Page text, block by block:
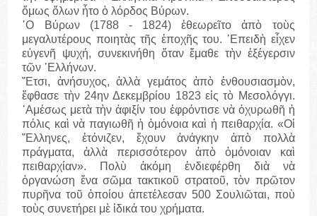
ὅμως ὅλων ἦτο ὁ λόρδος Βύρων.
῾Ο Βύρων (1788 - 1824) ἐθεωρεῖτο ἀπὸ τοὺς
μεγαλυτέρους ποιητὰς τῆς ἐποχῆς του. ᾽Επειδὴ εἶχεν
εὐγενῆ ψυχή, συνεκινήθη ὅταν ἔμαθε τὴν ἐξέγερσιν
τῶν ῾Ελλήνων.
῎Ετσι, ἀνήσυχος, ἀλλὰ γεμάτος ἀπὸ ἐνθουσιασμὸν,
ἔφθασε τὴν 24ην Δεκεμβρίου 1823 εἰς τὸ Μεσολόγγι.
᾽Αμέσως μετὰ τὴν ἀφιξίν του ἐφρόντισε νὰ ὀχυρωθῆ ἡ
πόλις καὶ νὰ παγιωθῆ ἡ ὁμόνοια καὶ ἡ πειθαρχία. «Οἱ
῞Ελληνες, ἐτόνιζεν, ἔχουν ἀνάγκην ἀπὸ πολλὰ
πράγματα, ἀλλὰ περισσότερον ἀπὸ ὁμόνοιαν καὶ
πειθαρχίαν». Πολὺ ἀκόμη ἐνδιεφέρθη διὰ νὰ
ὀργανώση ἕνα σῶμα τακτικοῦ στρατοῦ, τὸν πρῶτον
πυρῆνα τοῦ ὁποίου ἀπετέλεσαν 500 Σουλιῶται, ποὺ
τοὺς συνετήρει μὲ ἰδικά του χρήματα.